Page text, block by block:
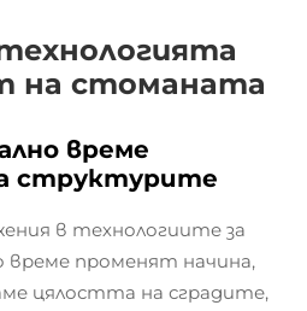
на стоманата
време
структурите
в технологиите за
време променят начина,
цялостта на сградите,